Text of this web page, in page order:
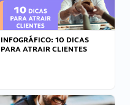
INFOGRÁFICO: 10 DICAS
PARA ATRAIR CLIENTES